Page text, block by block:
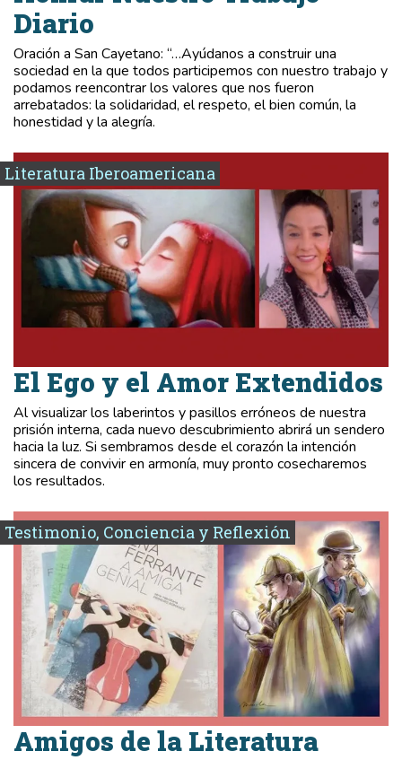
Diario
Oración a San Cayetano: “…Ayúdanos a construir una
sociedad en la que todos participemos con nuestro trabajo y
podamos reencontrar los valores que nos fueron
arrebatados: la solidaridad, el respeto, el bien común, la
honestidad y la alegría.
Literatura Iberoamericana
El Ego y el Amor Extendidos
Al visualizar los laberintos y pasillos erróneos de nuestra
prisión interna, cada nuevo descubrimiento abrirá un sendero
hacia la luz. Si sembramos desde el corazón la intención
sincera de convivir en armonía, muy pronto cosecharemos
los resultados.
Testimonio, Conciencia y Reflexión
Amigos de la Literatura